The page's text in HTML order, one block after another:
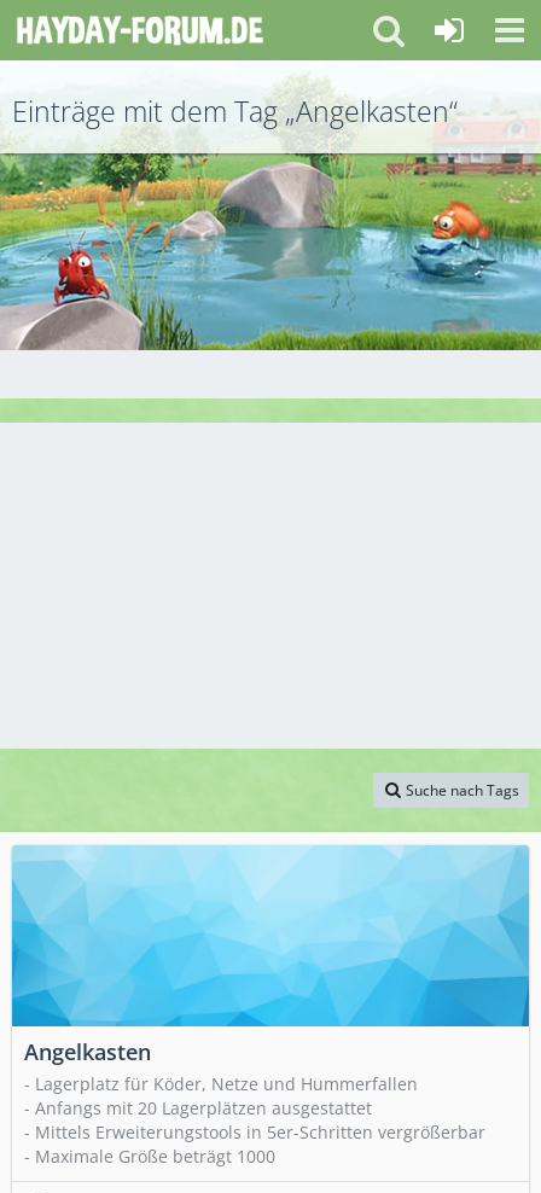
Einträge mit dem Tag „Angelkasten“
Suche nach Tags
Angelkasten
- Lagerplatz für Köder, Netze und Hummerfallen
- Anfangs mit 20 Lagerplätzen ausgestattet
- Mittels Erweiterungstools in 5er-Schritten vergrößerbar
- Maximale Größe beträgt 1000